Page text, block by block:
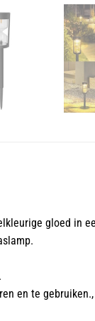
gloed in
en te